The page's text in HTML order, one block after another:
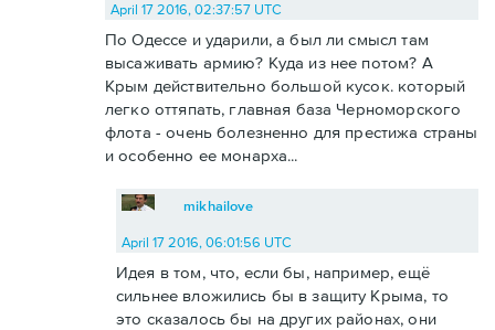
April 17 2016, 02:37:57 UTC
По Одессе и ударили, а был ли смысл там
высаживать армию? Куда из нее потом? А
Крым действительно большой кусок. который
легко оттяпать, главная база Черноморского
флота - очень болезненно для престижа страны
и особенно ее монарха...
mikhailove
April 17 2016, 06:01:56 UTC
Идея в том, что, если бы, например, ещё
сильнее вложились бы в защиту Крыма, то
это сказалось бы на других районах, они